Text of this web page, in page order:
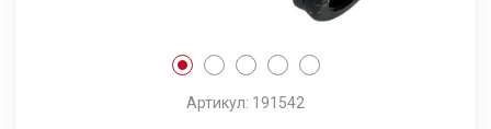
Артикул: 191542